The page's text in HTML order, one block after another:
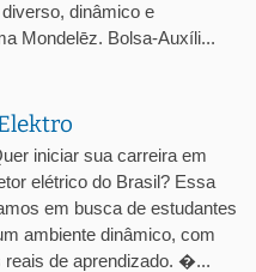
dinâmico e
Mondelēz. Bolsa-Auxíli...
iniciar sua carreira em
elétrico do Brasil? Essa
em busca de estudantes
ambiente dinâmico, com
reais de aprendizado. �...